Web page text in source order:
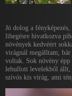
Jó dolog a
lihegésre hivatkozva
növények kedvéért
virágnál megálltam,
voltak. Sok növény
lehullott levelekből állt,
szívós kis virág, ami